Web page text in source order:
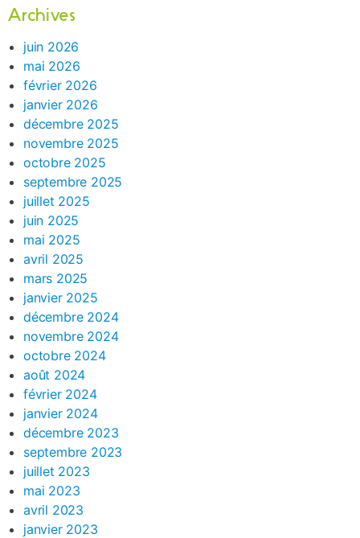
Archives
juin 2026
mai 2026
février 2026
janvier 2026
décembre 2025
novembre 2025
octobre 2025
septembre 2025
juillet 2025
juin 2025
mai 2025
avril 2025
mars 2025
janvier 2025
décembre 2024
novembre 2024
octobre 2024
août 2024
février 2024
janvier 2024
décembre 2023
septembre 2023
juillet 2023
mai 2023
avril 2023
janvier 2023